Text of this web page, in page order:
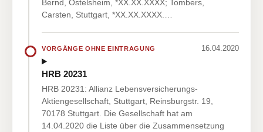
Bernd, Ostelsheim, *XX.XX.XXXX; Tombers,
Carsten, Stuttgart, *XX.XX.XXXX.…
VORGÄNGE OHNE EINTRAGUNG 16.04.2020
HRB 20231
HRB 20231: Allianz Lebensversicherungs-
Aktiengesellschaft, Stuttgart, Reinsburgstr. 19,
70178 Stuttgart. Die Gesellschaft hat am
14.04.2020 die Liste über die Zusammensetzung